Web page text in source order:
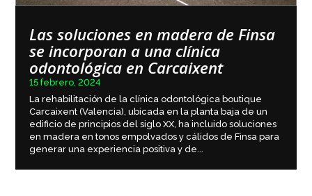
Las soluciones en madera de Finsa
se incorporan a una clínica
odontológica en Carcaixent
15 febrero, 2024
La rehabilitación de la clínica odontológica boutique
Carcaixent (Valencia), ubicada en la planta baja de un
edificio de principios del siglo XX, ha incluido soluciones
en madera en tonos empolvados y cálidos de Finsa para
generar una experiencia positiva y de...